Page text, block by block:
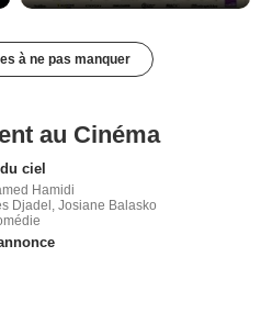
à ne pas manquer
au Cinéma
ciel
Hamidi
Djadel, Josiane Balasko